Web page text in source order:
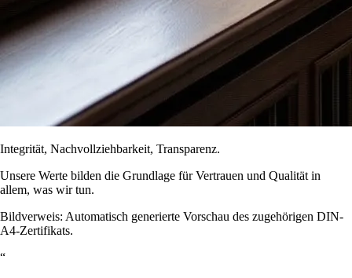
Integrität, Nachvollziehbarkeit, Transparenz.
Unsere Werte bilden die Grundlage für Vertrauen und Qualität in
allem, was wir tun.
Bildverweis: Automatisch generierte Vorschau des zugehörigen DIN-
A4-Zertifikats.
“